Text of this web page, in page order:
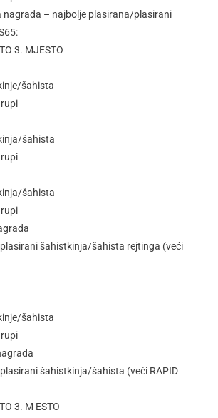
nagrada – najbolje plasirana/plasirani
3. MJESTO
šahista
šahista
šahista
šahistkinja/šahista rejtinga (veći
šahista
šahistkinja/šahista (veći RAPID
3. M ESTO